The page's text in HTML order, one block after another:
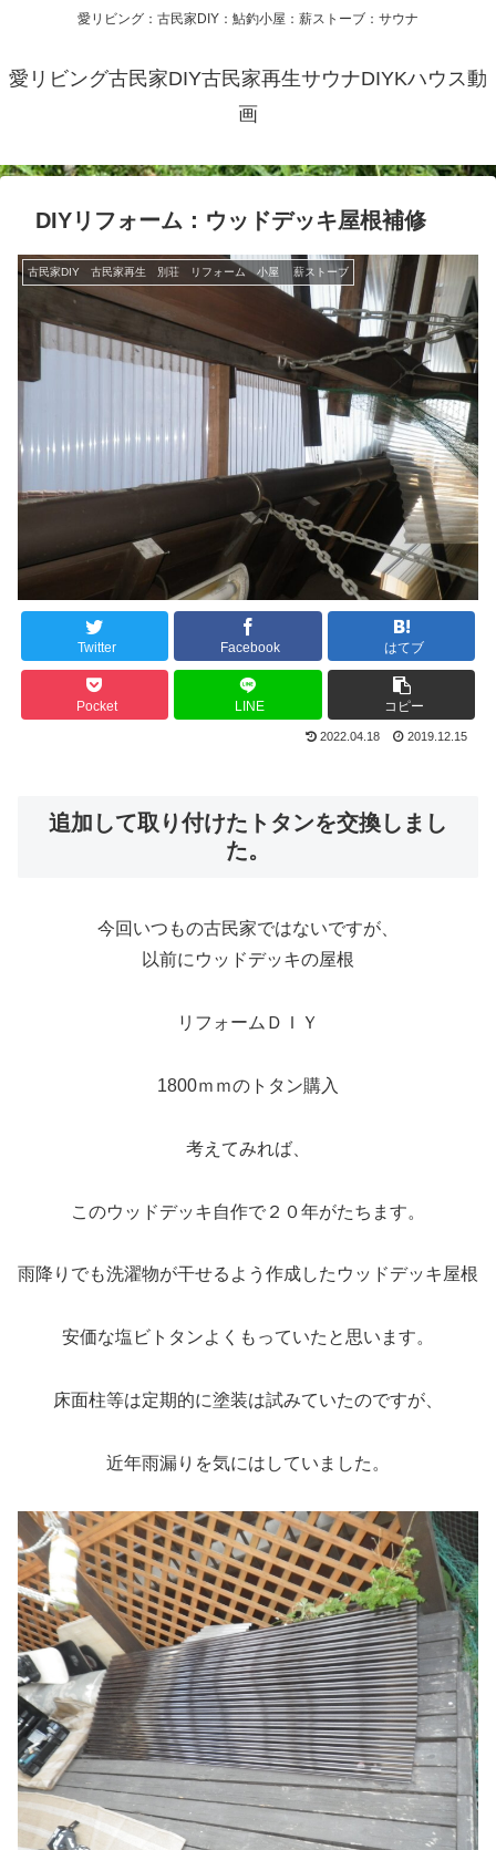
愛リビング：古民家DIY：鮎釣小屋：薪ストーブ：サウナ
愛リビング古民家DIY古民家再生サウナDIYKハウス動
画
DIYリフォーム：ウッドデッキ屋根補修
古民家DIY 古民家再生 別荘 リフォーム 小屋 薪ストーブ
Twitter Facebook はてブ
Pocket LINE コピー
2022.04.18 2019.12.15
追加して取り付けたトタンを交換しまし
た。
今回いつもの古民家ではないですが、
以前にウッドデッキの屋根
リフォームＤＩＹ
1800ｍｍのトタン購入
考えてみれば、
このウッドデッキ自作で２０年がたちます。
雨降りでも洗濯物が干せるよう作成したウッドデッキ屋根
安価な塩ビトタンよくもっていたと思います。
床面柱等は定期的に塗装は試みていたのですが、
近年雨漏りを気にはしていました。